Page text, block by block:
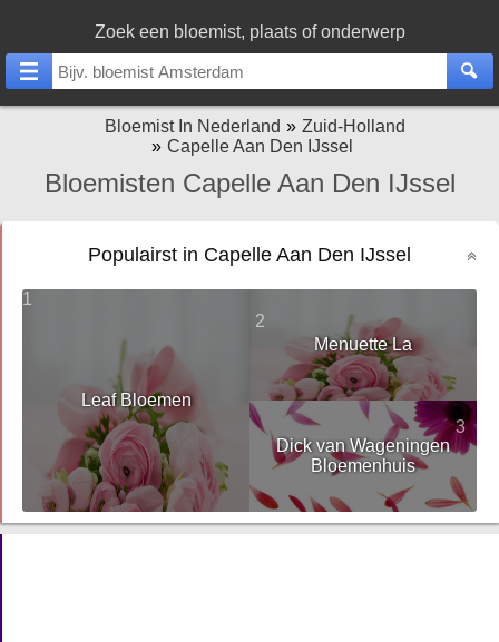
Zoek een bloemist, plaats of onderwerp
Bloemist In Nederland
Zuid-Holland
Capelle Aan Den IJssel
Bloemisten Capelle Aan Den IJssel
Populairst in Capelle Aan Den IJssel
1
Leaf Bloemen
2
Menuette La
3
Dick van Wageningen
Bloemenhuis